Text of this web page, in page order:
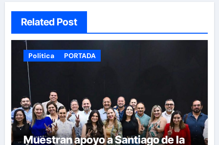
Related Post
Política PORTADA
Muestran apoyo a Santiago de la